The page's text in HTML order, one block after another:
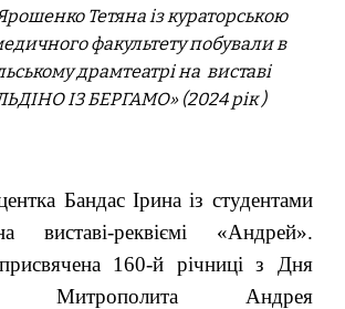
Тетяна ізкураторською
факультетупобували в
драмтеатрі на виставі
ІЗ БЕРГАМО» (2024 рік )
БандасІрина із студентами
виставі-реквіємі «Андрей».
160-й річниці з Дня
Митрополита Андрея